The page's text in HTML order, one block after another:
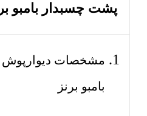
پشت چسبدار بامبو
مشخصات
بامبو برنز